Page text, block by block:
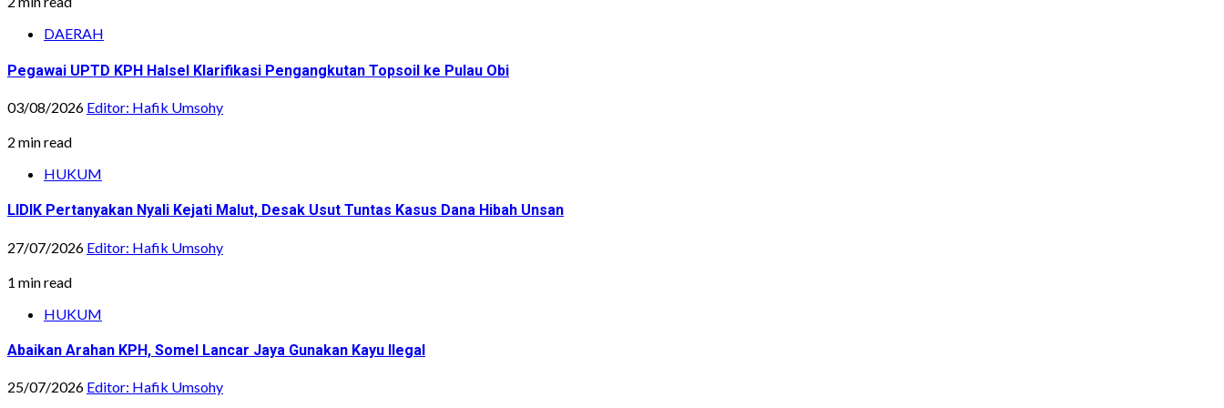
DAERAH
Pegawai UPTD KPH Halsel Klarifikasi Pengangkutan Topsoil ke Pulau Obi
03/08/2026 Editor: Hafik Umsohy
2 min read
HUKUM
LIDIK Pertanyakan Nyali Kejati Malut, Desak Usut Tuntas Kasus Dana Hibah Unsan
27/07/2026 Editor: Hafik Umsohy
1 min read
HUKUM
Abaikan Arahan KPH, Somel Lancar Jaya Gunakan Kayu Ilegal
25/07/2026 Editor: Hafik Umsohy